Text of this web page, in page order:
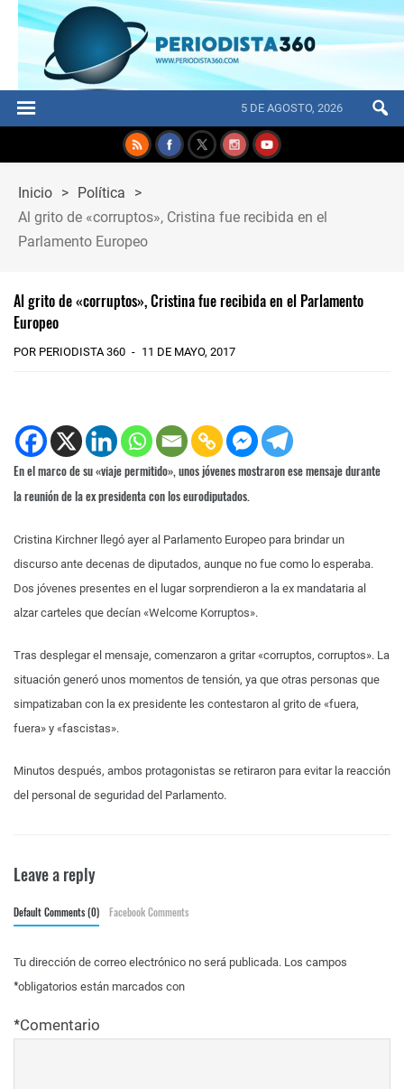
5 DE AGOSTO, 2026
Inicio > Política
>
Al grito de «corruptos», Cristina fue recibida en el
Parlamento Europeo
Al grito de «corruptos», Cristina fue recibida en el Parlamento
Europeo
POR PERIODISTA 360 11 DE MAYO, 2017
En el marco de su «viaje permitido», unos jóvenes mostraron ese mensaje durante
la reunión de la ex presidenta con los eurodiputados.
Cristina Kirchner llegó ayer al Parlamento Europeo para brindar un
discurso ante decenas de diputados, aunque no fue como lo esperaba.
Dos jóvenes presentes en el lugar sorprendieron a la ex mandataria al
alzar carteles que decían «Welcome Korruptos».
Tras desplegar el mensaje, comenzaron a gritar «corruptos, corruptos». La
situación generó unos momentos de tensión, ya que otras personas que
simpatizaban con la ex presidente les contestaron al grito de «fuera,
fuera» y «fascistas».
Minutos después, ambos protagonistas se retiraron para evitar la reacción
del personal de seguridad del Parlamento.
Leave a reply
Default Comments (0) Facebook Comments
Tu dirección de correo electrónico no será publicada. Los campos
obligatorios están marcados con
*
Comentario
*